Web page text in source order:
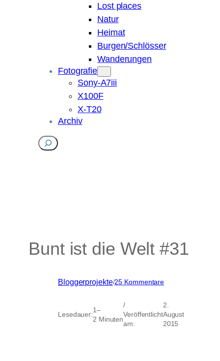
Lost places
Natur
Heimat
Burgen/Schlösser
Wanderungen
Fotografie
Sony-A7iii
X100F
X-T20
Archiv
Suchen
Bunt ist die Welt #31
Bloggerprojekte/25 Kommentarezu
die
Welt
#31
Lesedauer:
1–
2 Minuten
/
Veröffentlicht
am:
2.
August
2015